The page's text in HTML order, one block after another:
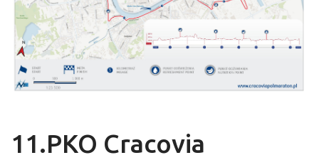
11.PKO Cracovia